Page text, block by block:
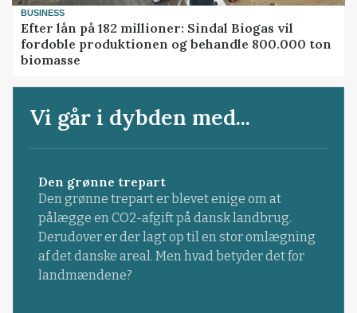
BUSINESS
Efter lån på 182 millioner: Sindal Biogas vil
fordoble produktionen og behandle 800.000 ton
biomasse
Vi går i dybden med...
Den grønne trepart
Den grønne trepart er blevet enige om at
pålægge en CO2-afgift på dansk landbrug.
Derudover er der lagt op til en stor omlægning
af det danske areal. Men hvad betyder det for
landmændene?